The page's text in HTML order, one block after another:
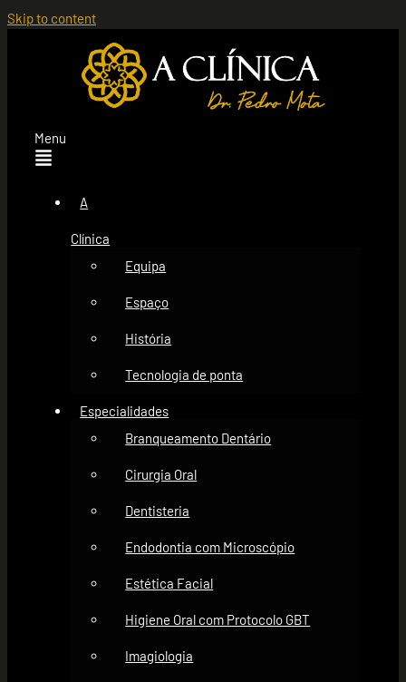
Skip to content
Menu
A
Clínica
Equipa
Espaço
História
Tecnologia de ponta
Especialidades
Branqueamento Dentário
Cirurgia Oral
Dentisteria
Endodontia com Microscópio
Estética Facial
Higiene Oral com Protocolo GBT
Imagiologia